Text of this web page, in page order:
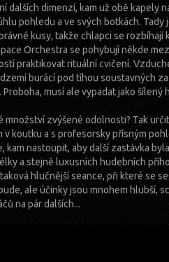
dalších dimenzí, kam už obě kapely
pohledu a ve svých botkách.
kusy, takže chlapci se rozbíhají
Orchestra se pohybují někde
praktikovat rituální cvičení.
burácí pod tíhou soustavných
musí ale vypadat jako šílený
množství zvýšené odolnosti? Tak
v koutku a s profesorsky přísným
kam nastoupit, aby další zastávka
a stejně luxusních hudebních
hlučnější seance, při které se
ale účinky jsou mnohem hlubší,
na pár dalších...